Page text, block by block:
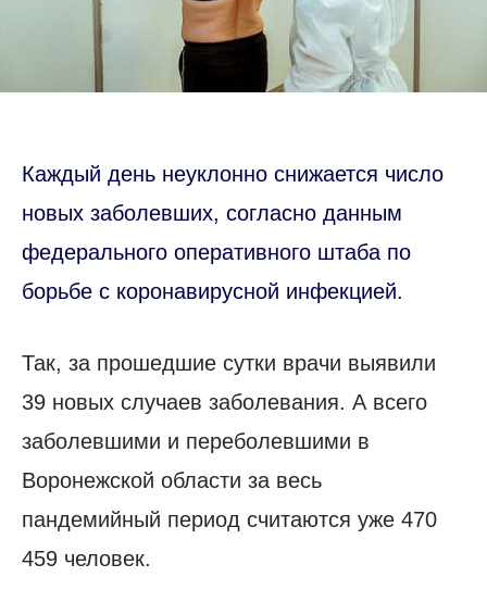
Каждый день неуклонно снижается число
новых заболевших, согласно данным
федерального оперативного штаба по
борьбе с коронавирусной инфекцией.
Так, за прошедшие сутки врачи выявили
39 новых случаев заболевания. А всего
заболевшими и переболевшими в
Воронежской области за весь
пандемийный период считаются уже 470
459 человек.